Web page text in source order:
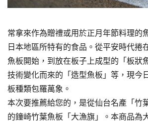
常拿來作為贈禮或用於正月年節料理的
日本地區所特有的食品。從平安時代捲
魚板開始，到放在板子上成型的「板狀
技術變化而來的「造型魚板」等，現今
板種類包羅萬象。
本次要推薦給您的，是從仙台名產「竹
的鐘崎竹葉魚板「大漁旗」。本商品為